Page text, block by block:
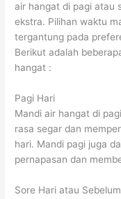
air hangat di pagi atau
ekstra. Pilihan waktu
tergantung pada
Berikut adalah
hangat :
Pagi Hari
Mandi air hangat di
rasa segar dan
hari. Mandi pagi juga
pernapasan dan
Sore Hari atau